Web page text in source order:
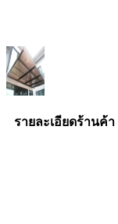
รายละเอียดร้านค้า